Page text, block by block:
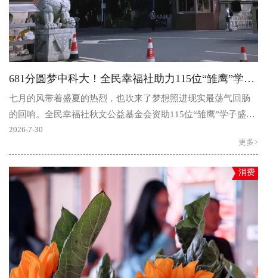
681分圆梦中科大！全民幸福社助力115位“雏鹰”学子金榜题名
七月的风带着盛夏的热烈，也吹来了梦想照进现实最荡气回肠
的回响。全民幸福社秋文公益基金会资助115位“雏鹰”学子盛夏
交卷，最高分681分“雏鹰”学子被中国科学技术大学录..
2026-7-30
更多>
消费